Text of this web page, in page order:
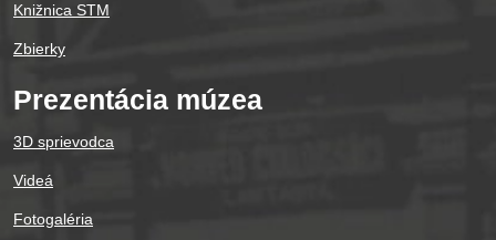
Knižnica STM
Zbierky
Prezentácia múzea
3D sprievodca
Videá
Fotogaléria